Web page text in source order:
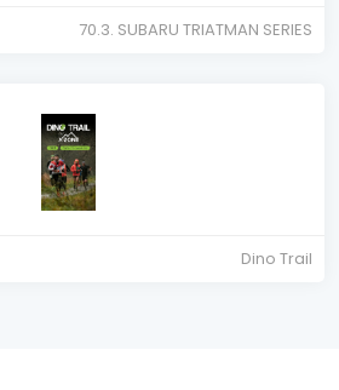
70.3. SUBARU TRIATMAN SERIES
Dino Trail